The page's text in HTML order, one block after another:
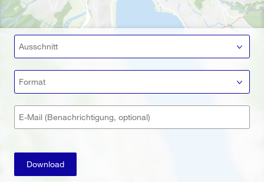
Ausschnitt
Format
E-Mail (Benachrichtigung, optional)
Download